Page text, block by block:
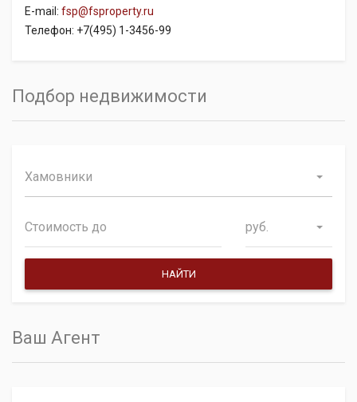
E-mail: fsp@fsproperty.ru
Телефон: +7(495) 1-3456-99
Подбор недвижимости
Хамовники
руб.
Ваш Агент